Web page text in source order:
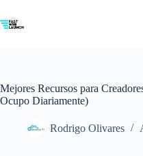
al
contenido
Mejores Recursos para
Ocupo Diariamente)
Rodrigo Olivares